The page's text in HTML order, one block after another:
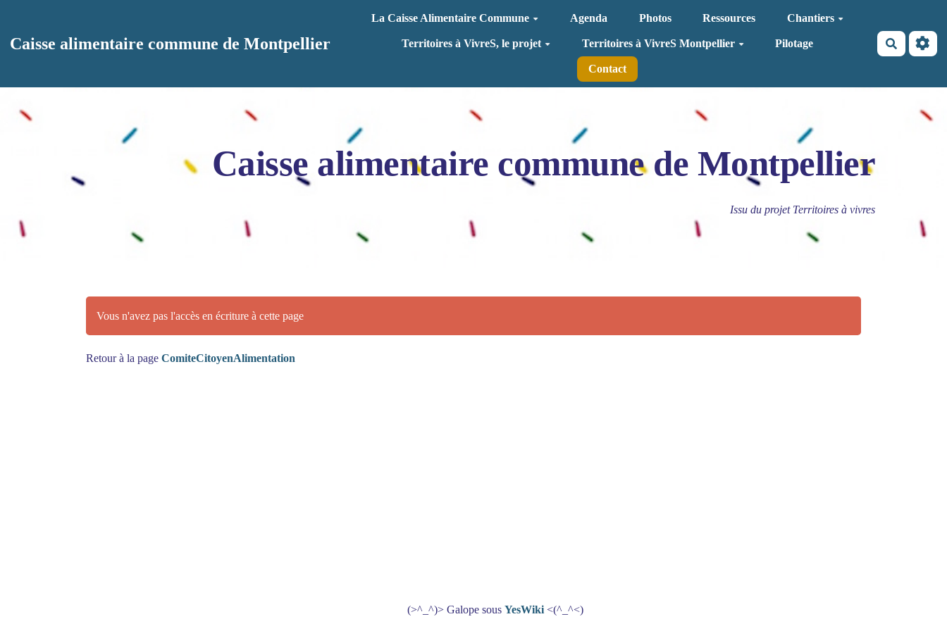
Caisse alimentaire commune de Montpellier
La Caisse Alimentaire Commune Agenda Photos Ressources Chantiers
Territoires à VivreS, le projet Territoires à VivreS Montpellier Pilotage
Contact
Caisse alimentaire commune de Montpellier
Issu du projet Territoires à vivres
Vous n'avez pas l'accès en écriture à cette page
Retour à la page ComiteCitoyenAlimentation
(>^_^)> Galope sous YesWiki <(^_^<)